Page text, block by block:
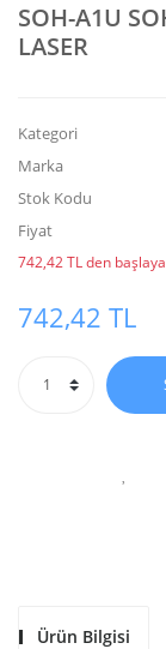
SOH-A1U
LASER
Kategori
Marka
Stok Kodu
Fiyat
742,42 TL den
742,42 TL
Ürün Bilgisi